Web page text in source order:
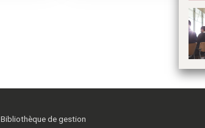
Bibliothèque de gestion